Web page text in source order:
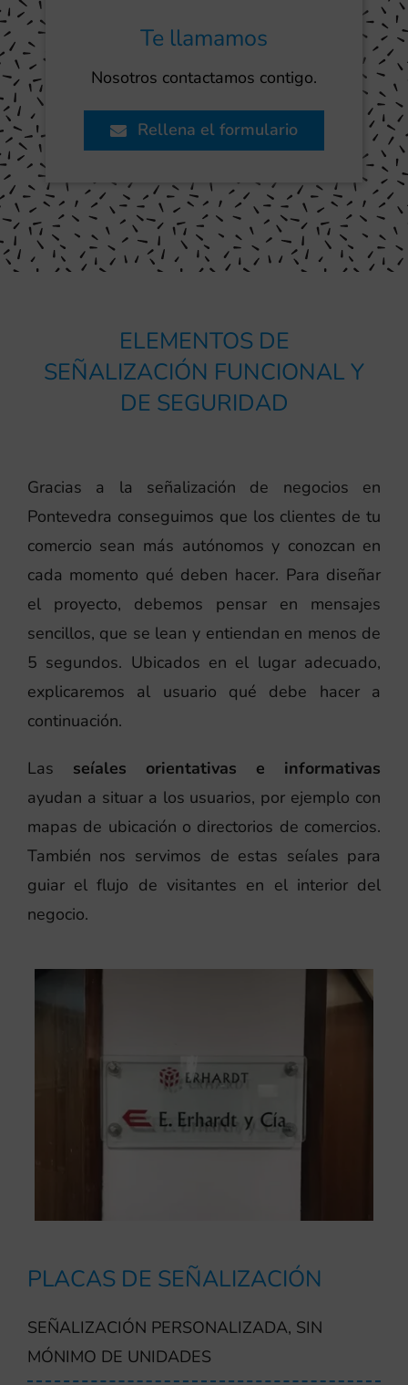
Te llamamos
Nosotros contactamos contigo.
Rellena el formulario
ELEMENTOS DE
SEÑALIZACIÓN FUNCIONAL Y
DE SEGURIDAD
Gracias a la señalización de negocios en
Pontevedra conseguimos que los clientes de tu
comercio sean más autónomos y conozcan en
cada momento qué deben hacer. Para diseñar
el proyecto, debemos pensar en mensajes
sencillos, que se lean y entiendan en menos de
5 segundos. Ubicados en el lugar adecuado,
explicaremos al usuario qué debe hacer a
continuación.
Las seíales orientativas e informativas
ayudan a situar a los usuarios, por ejemplo con
mapas de ubicación o directorios de comercios.
También nos servimos de estas seíales para
guiar el flujo de visitantes en el interior del
negocio.
PLACAS DE SEÑALIZACIÓN
SEÑALIZACIÓN PERSONALIZADA, SIN
MÓNIMO DE UNIDADES